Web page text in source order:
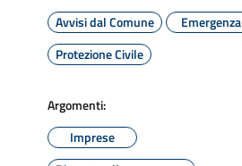
Avvisi dal Comune
Emergenza
Protezione Civile
Argomenti:
Imprese